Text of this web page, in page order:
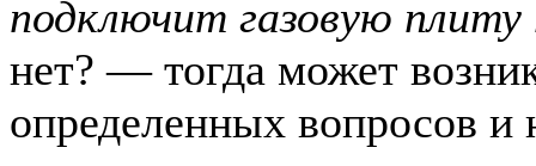
подключит газовую плиту
нет? — тогда может
определенных вопросов и